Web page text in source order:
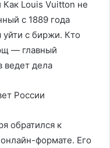
Как Louis Vuitton не
с 1889 года
уйти с биржи. Кто
— главный
ведет дела
России
обратился к
формате. Его